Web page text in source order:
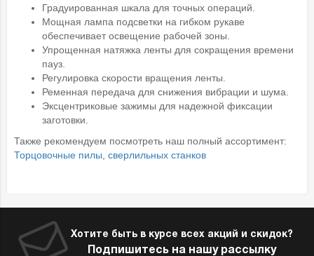
Градуированная шкала для точных операций.
Мощная лампа подсветки на гибком рукаве
обеспечивает освещение рабочей зоны.
Упрощенная натяжка ленты для сокращения времени
пауз.
Регулировка скорости вращения ленты.
Ременная передача для снижения вибрации и шума.
Эксцентриковые зажимы для надежной фиксации
заготовки.
Также рекомендуем посмотреть наш полный ассортимент:
Торцовочные пилы сверлильных станков
Хотите быть в курсе всех акций и скидок?
Подпишитесь на нашу рассылку